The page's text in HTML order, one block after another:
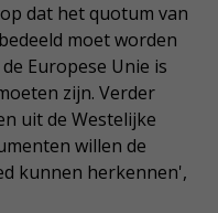
dat het quotum van
moet worden
Europese Unie is
zijn. Verder
uit de Westelijke
willen de
kunnen herkennen',